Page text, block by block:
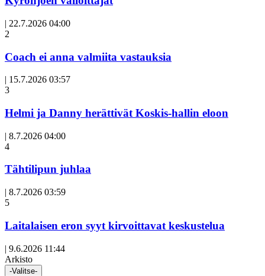
| 22.7.2026 04:00
Avoin
2
Coach ei anna valmiita vastauksia
| 15.7.2026 03:57
3
Helmi ja Danny herättivät Koskis-hallin eloon
| 8.7.2026 04:00
Avoin
4
Tähtilipun juhlaa
| 8.7.2026 03:59
Avoin
5
Laitalaisen eron syyt kirvoittavat keskustelua
| 9.6.2026 11:44
Arkisto
-Valitse-